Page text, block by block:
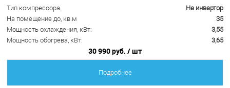
Тип компрессора
Не инвертор
На помещение до, кв.м
35
Мощность охлаждения, кВт:
3,55
Мощность обогрева, кВт:
3,65
30 990 руб. / шт
Подробнее